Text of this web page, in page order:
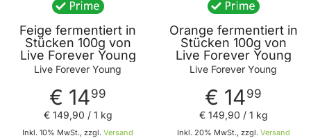
Feige fermentiert in
Stücken 100g von
Live Forever Young
Live Forever Young
€ 1499
Inkl. 10% MwSt., zzgl. Versand
€ 149,90 / 1 kg
Orange fermentiert in
Stücken 100g von
Live Forever Young
Live Forever Young
€ 1499
Inkl. 20% MwSt., zzgl. Versand
€ 149,90 / 1 kg